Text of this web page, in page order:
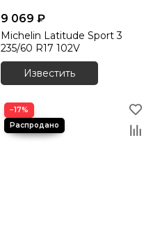
9 069 ₽
Michelin Latitude Sport 3
235/60 R17 102V
Известить
−17%